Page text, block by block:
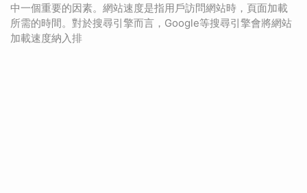
中一個重要的因素。網站速度是指用戶訪問網站時，頁面加載
所需的時間。對於搜尋引擎而言，Google等搜尋引擎會將網站
加載速度納入排